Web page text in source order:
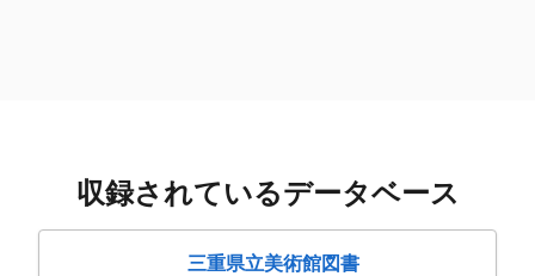
収録されているデータベース
三重県立美術館図書